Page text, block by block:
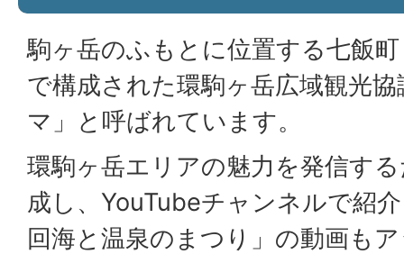
駒ヶ岳のふもとに位置する七飯
で構成された環駒ヶ岳広域観光
マ」と呼ばれています。
環駒ヶ岳エリアの魅力を発信す
成し、YouTubeチャンネルで紹
回海と温泉のまつり」の動画も